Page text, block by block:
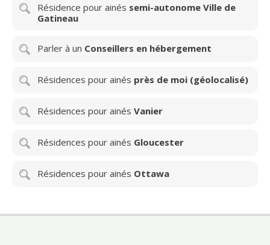
Résidence pour ainés semi-autonome Ville de
Gatineau
Parler à un Conseillers en hébergement
Résidences pour ainés près de moi (géolocalisé)
Résidences pour ainés Vanier
Résidences pour ainés Gloucester
Résidences pour ainés Ottawa